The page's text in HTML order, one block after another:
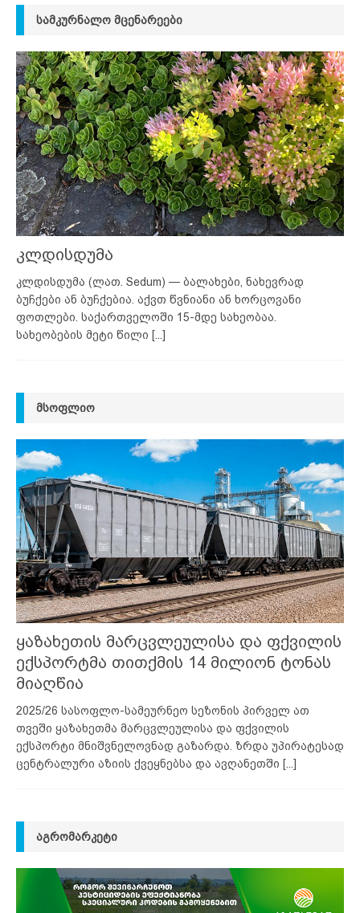
ᲡᲐᲛᲙᲣᲠᲜᲐᲚᲝ ᲛᲪᲔᲜᲐᲠᲔᲔᲑᲘ
კლდისდუმა
კლდისდუმა (ლათ. Sedum) — ბალახები, ნახევრად
ბუჩქები ან ბუჩქებია. აქვთ წვნიანი ან ხორცოვანი
ფოთლები. საქართველოში 15-მდე სახეობაა.
სახეობების მეტი წილი [...]
ᲛᲡᲝᲤᲚᲘᲝ
ყაზახეთის მარცვლეულისა და ფქვილის
ექსპორტმა თითქმის 14 მილიონ ტონას
მიაღწია
2025/26 სასოფლო-სამეურნეო სეზონის პირველ ათ
თვეში ყაზახეთმა მარცვლეულისა და ფქვილის
ექსპორტი მნიშვნელოვნად გაზარდა. ზრდა უპირატესად
ცენტრალური აზიის ქვეყნებსა და ავღანეთში [...]
ᲐᲒᲠᲝᲛᲐᲠᲙᲔᲢᲘ